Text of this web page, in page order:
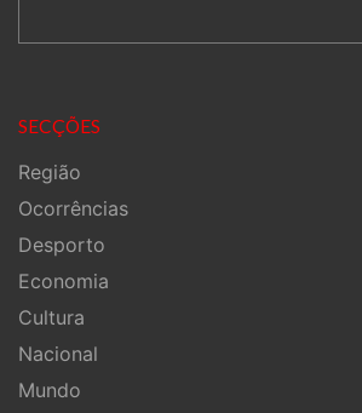
SECÇÕES
Região
Ocorrências
Desporto
Economia
Cultura
Nacional
Mundo